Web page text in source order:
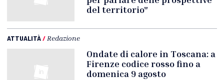
del territorio"
ATTUALITÀ/ Redazione
Ondate di calore in Toscana: a
Firenze codice rosso fino a
domenica 9 agosto